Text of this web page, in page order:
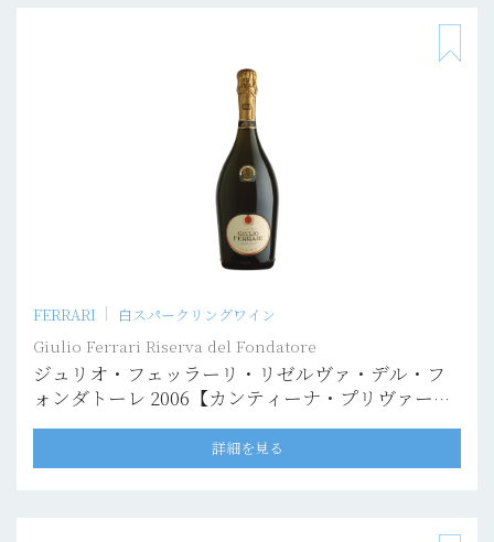
FERRARI 白スパークリングワイン
Giulio Ferrari Riserva del Fondatore
ジュリオ・フェッラーリ・リゼルヴァ・デル・フ
ォンダトーレ 2006【カンティーナ・プリヴァー
タ】
詳細を見る